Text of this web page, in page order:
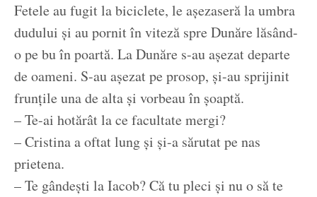
Fetele au fugit la biciclete, le așezaseră la umbra
dudului și au pornit în viteză spre Dunăre lăsând-
o pe bu în poartă. La Dunăre s-au așezat departe
de oameni. S-au așezat pe prosop, și-au sprijinit
frunțile una de alta și vorbeau în șoaptă.
– Te-ai hotărât la ce facultate mergi?
– Cristina a oftat lung și și-a sărutat pe nas
prietena.
– Te gândești la Iacob? Că tu pleci și nu o să te